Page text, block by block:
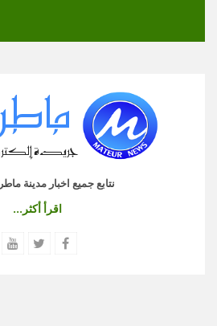
نتابع جميع اخبار مدينة
اقرأ أكثر...